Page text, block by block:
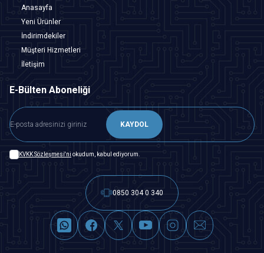
Anasayfa
Yeni Ürünler
İndirimdekiler
Müşteri Hizmetleri
İletişim
E-Bülten Aboneliği
KAYDOL
KVKK Sözleşmesi'ni okudum, kabul ediyorum.
0850 304 0 340